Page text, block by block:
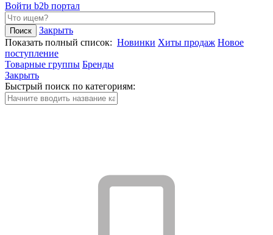
Войти b2b портал
Закрыть
Показать полный список: Новинки Хиты продаж Новое
поступление
Товарные группы Бренды
Закрыть
Быстрый поиск по категориям: